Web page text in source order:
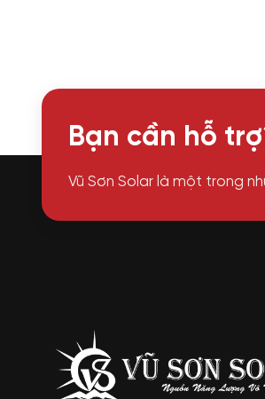
Bạn cần hỗ
Vũ Sơn Solar là một trong